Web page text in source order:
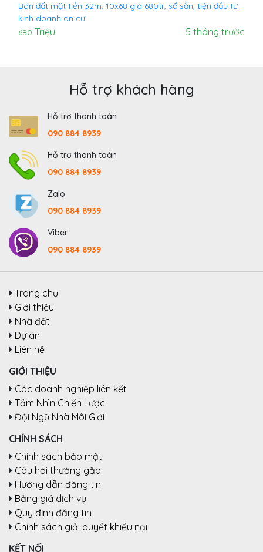
Bán đất mặt tiền 32m, 10x68 giá 680tr, sổ sẵn, tiện đầu tư
kinh doanh an cư
680 Triệu 5 tháng trước
Hỗ trợ khách hàng
Hỗ trợ thanh toán
090 884 8939
Hỗ trợ thanh toán
090 884 8939
Zalo
090 884 8939
Viber
090 884 8939
Trang chủ
Giới thiệu
Nhà đất
Dự án
Liên hệ
GIỚI THIỆU
Các doanh nghiệp liên kết
Tầm Nhìn Chiến Lược
Đội Ngũ Nhà Môi Giới
CHÍNH SÁCH
Chính sách bảo mật
Câu hỏi thường gặp
Hướng dẫn đăng tin
Bảng giá dịch vụ
Quy định đăng tin
Chính sách giải quyết khiếu nại
KẾT NỐI